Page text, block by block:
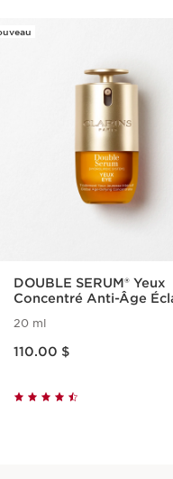
de
1 item
Bénéfices
Peau plus lumineuse
Ridules atténuées
Regard illuminé et
DOUBLE SERUM® Yeux
Concentré Anti-Âge
20 ml
110.00 $
Aperçu rapide